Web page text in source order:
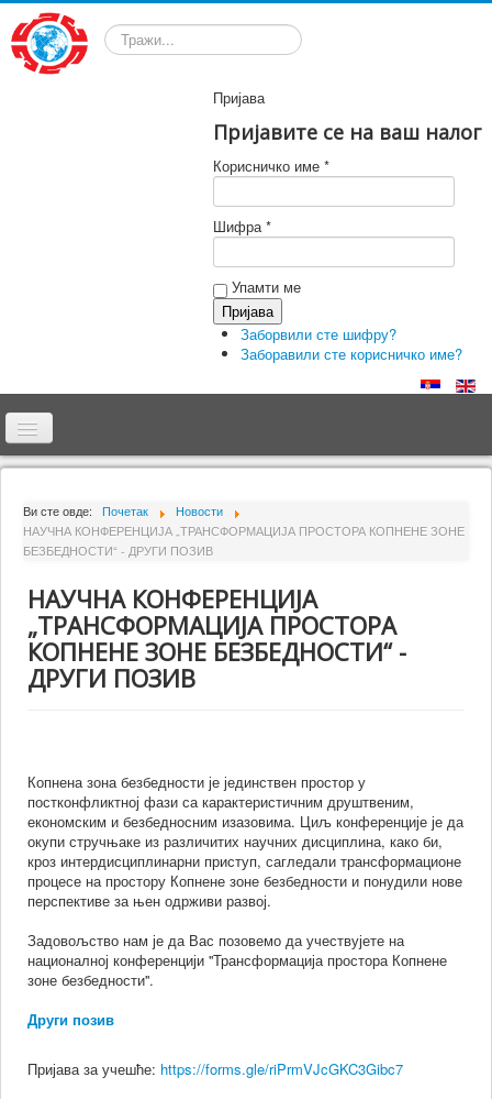
Пријава
Пријавите се на ваш налог
Корисничко име *
Шифра *
Упамти ме
Заборвили сте шифру?
Заборавили сте корисничко име?
Почетна
О Институту
Сарадници
Издаваштво
Активности
Сарадња
Контакт
Ви сте овде: Почетак
Новости
НАУЧНА КОНФЕРЕНЦИЈА „ТРАНСФОРМАЦИЈА ПРОСТОРА КОПНЕНЕ ЗОНЕ
БЕЗБЕДНОСТИ“ - ДРУГИ ПОЗИВ
НАУЧНА КОНФЕРЕНЦИЈА
„ТРАНСФОРМАЦИЈА ПРОСТОРА
КОПНЕНЕ ЗОНЕ БЕЗБЕДНОСТИ“ -
ДРУГИ ПОЗИВ
Копнена зона безбедности је јединствен простор у
постконфликтној фази са карактеристичним друштвеним,
економским и безбедносним изазовима. Циљ конференције је да
окупи стручњаке из различитих научних дисциплина, како би,
кроз интердисциплинарни приступ, сагледали трансформационе
процесе на простору Копнене зоне безбедности и понудили нове
перспективе за њен одрживи развој.
Задовољство нам је да Вас позовемо да учествујете на
националној конференцији ''Трансформација простора Копнене
зоне безбедности''.
Други позив
Пријава за учешће: https://forms.gle/riPrmVJcGKC3Gibc7